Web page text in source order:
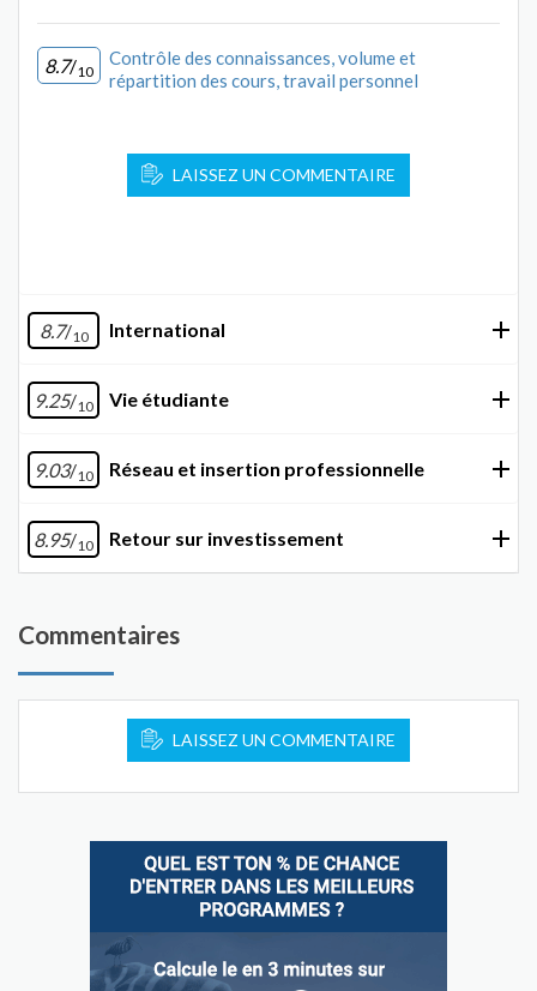
8.7/10
Contrôle des connaissances, volume et
répartition des cours, travail personnel
LAISSEZ UN COMMENTAIRE
8.7/10 International
9.25/10 Vie étudiante
9.03/10 Réseau et insertion professionnelle
8.95/10 Retour sur investissement
Commentaires
LAISSEZ UN COMMENTAIRE